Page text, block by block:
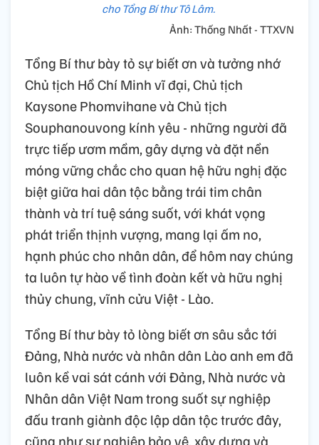
cho Tổng Bí thư Tô Lâm.
Ảnh: Thống Nhất - TTXVN
Tổng Bí thư bày tỏ sự biết ơn và tưởng nhớ
Chủ tịch Hồ Chí Minh vĩ đại, Chủ tịch
Kaysone Phomvihane và Chủ tịch
Souphanouvong kính yêu - những người đã
trực tiếp ươm mầm, gây dựng và đặt nền
móng vững chắc cho quan hệ hữu nghị đặc
biệt giữa hai dân tộc bằng trái tim chân
thành và trí tuệ sáng suốt, với khát vọng
phát triển thịnh vượng, mang lại ấm no,
hạnh phúc cho nhân dân, để hôm nay chúng
ta luôn tự hào về tình đoàn kết và hữu nghị
thủy chung, vĩnh cửu Việt - Lào.
Tổng Bí thư bày tỏ lòng biết ơn sâu sắc tới
Đảng, Nhà nước và nhân dân Lào anh em đã
luôn kề vai sát cánh với Đảng, Nhà nước và
Nhân dân Việt Nam trong suốt sự nghiệp
đấu tranh giành độc lập dân tộc trước đây,
cũng như sự nghiệp bảo vệ, xây dựng và